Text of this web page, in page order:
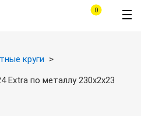
0
круги
Extra по металлу 230x2x23